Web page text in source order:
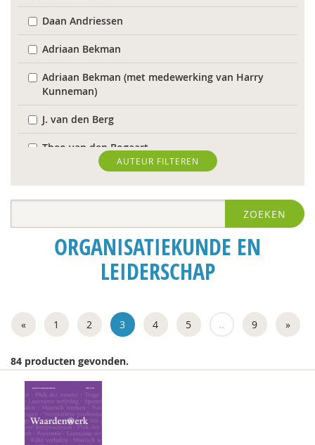
Daan Andriessen
Adriaan Bekman
Adriaan Bekman (met medewerking van Harry
Kunneman)
J. van den Berg
Theo van den Bogaart
Antoinette Bolscher
Herman van den Bosch
R. Brohm
Richard Brons
Isolde de Groot
Marcel de Rooij
Ineke de Vries
Otto Dellemann
AUTEUR FILTEREN
ZOEKEN
ORGANISATIEKUNDE EN
LEIDERSCHAP
« 1 2 3 4 5 .. 9 »
84 producten gevonden.